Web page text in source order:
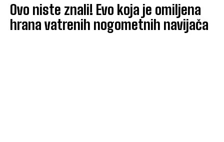
Ovo niste znali! Evo koja je omiljena
hrana vatrenih nogometnih navijača